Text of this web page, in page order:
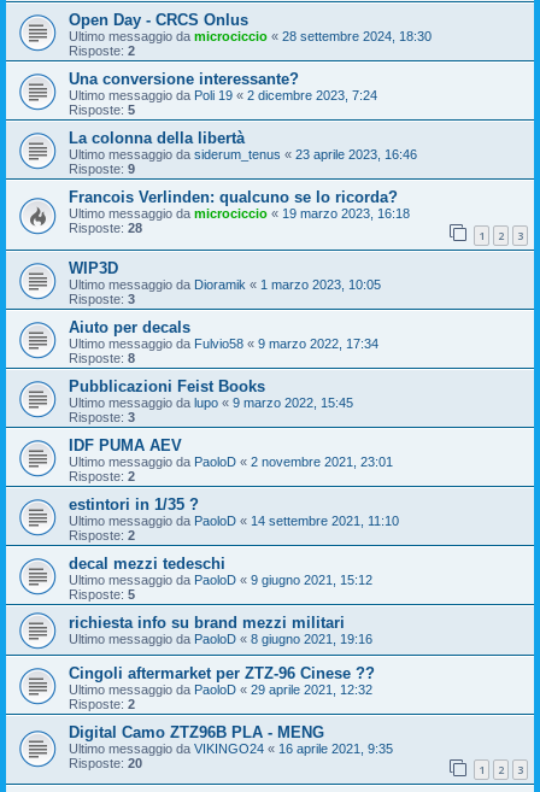
Open Day - CRCS Onlus
Ultimo messaggio da microciccio « 28 settembre 2024, 18:30
Risposte: 2
Una conversione interessante?
Ultimo messaggio da Poli 19 « 2 dicembre 2023, 7:24
Risposte: 5
La colonna della libertà
Ultimo messaggio da siderum_tenus « 23 aprile 2023, 16:46
Risposte: 9
Francois Verlinden: qualcuno se lo ricorda?
Ultimo messaggio da microciccio « 19 marzo 2023, 16:18
Risposte: 28 1 2 3
WIP3D
Ultimo messaggio da Dioramik « 1 marzo 2023, 10:05
Risposte: 3
Aiuto per decals
Ultimo messaggio da Fulvio58 « 9 marzo 2022, 17:34
Risposte: 8
Pubblicazioni Feist Books
Ultimo messaggio da lupo « 9 marzo 2022, 15:45
Risposte: 3
IDF PUMA AEV
Ultimo messaggio da PaoloD « 2 novembre 2021, 23:01
Risposte: 2
estintori in 1/35 ?
Ultimo messaggio da PaoloD « 14 settembre 2021, 11:10
Risposte: 2
decal mezzi tedeschi
Ultimo messaggio da PaoloD « 9 giugno 2021, 15:12
Risposte: 5
richiesta info su brand mezzi militari
Ultimo messaggio da PaoloD « 8 giugno 2021, 19:16
Cingoli aftermarket per ZTZ-96 Cinese ??
Ultimo messaggio da PaoloD « 29 aprile 2021, 12:32
Risposte: 2
Digital Camo ZTZ96B PLA - MENG
Ultimo messaggio da VIKINGO24 « 16 aprile 2021, 9:35
Risposte: 20 1 2 3